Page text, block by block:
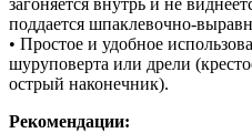
поддается шпаклевочно-
• Простое и удобное
шуруповерта или дрели
острый наконечник).
Рекомендации: